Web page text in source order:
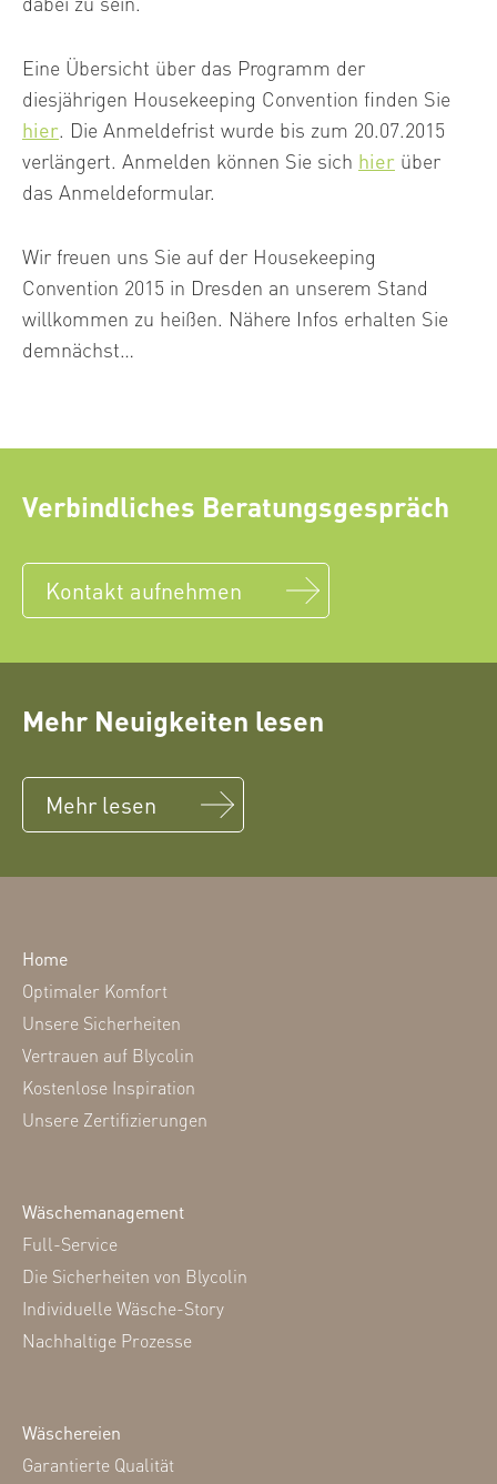
Eine Übersicht über das Programm der
diesjährigen Housekeeping Convention finden Sie
hier. Die Anmeldefrist wurde bis zum 20.07.2015
verlängert. Anmelden können Sie sich hier über
das Anmeldeformular.
Wir freuen uns Sie auf der Housekeeping
Convention 2015 in Dresden an unserem Stand
willkommen zu heißen. Nähere Infos erhalten Sie
demnächst…
Verbindliches Beratungsgespräch
Kontakt aufnehmen
Mehr Neuigkeiten lesen
Mehr lesen
Home
Optimaler Komfort
Unsere Sicherheiten
Vertrauen auf Blycolin
Kostenlose Inspiration
Unsere Zertifizierungen
Wäschemanagement
Full-Service
Die Sicherheiten von Blycolin
Individuelle Wäsche-Story
Nachhaltige Prozesse
Wäschereien
Garantierte Qualität